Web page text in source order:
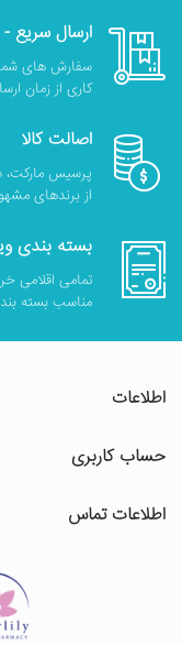
ارسال سریع
کاری از زمان
اصالت کالا
پرسیس مارکت،
از برندهای
بسته بندی
تمامی اقلامی
مناسب بسته
اطلاعات
حساب کاربری
اطلاعات تماس